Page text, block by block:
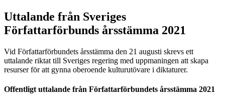
Uttalande från Sveriges
Författarförbunds årsstämma 2021
Vid Författarförbundets årsstämma den 21 augusti skrevs ett
uttalande riktat till Sveriges regering med uppmaningen att skapa
resurser för att gynna oberoende kulturutövare i diktaturer.
Offentligt uttalande från Författarförbundets årsstämma 2021